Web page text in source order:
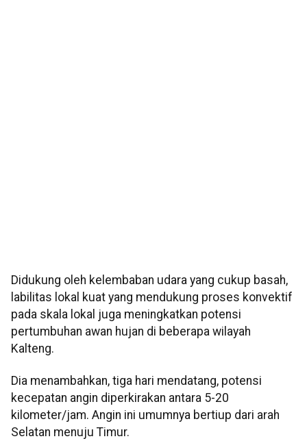
Didukung oleh kelembaban udara yang cukup basah,
labilitas lokal kuat yang mendukung proses konvektif
pada skala lokal juga meningkatkan potensi
pertumbuhan awan hujan di beberapa wilayah
Kalteng.
Dia menambahkan, tiga hari mendatang, potensi
kecepatan angin diperkirakan antara 5-20
kilometer/jam. Angin ini umumnya bertiup dari arah
Selatan menuju Timur.